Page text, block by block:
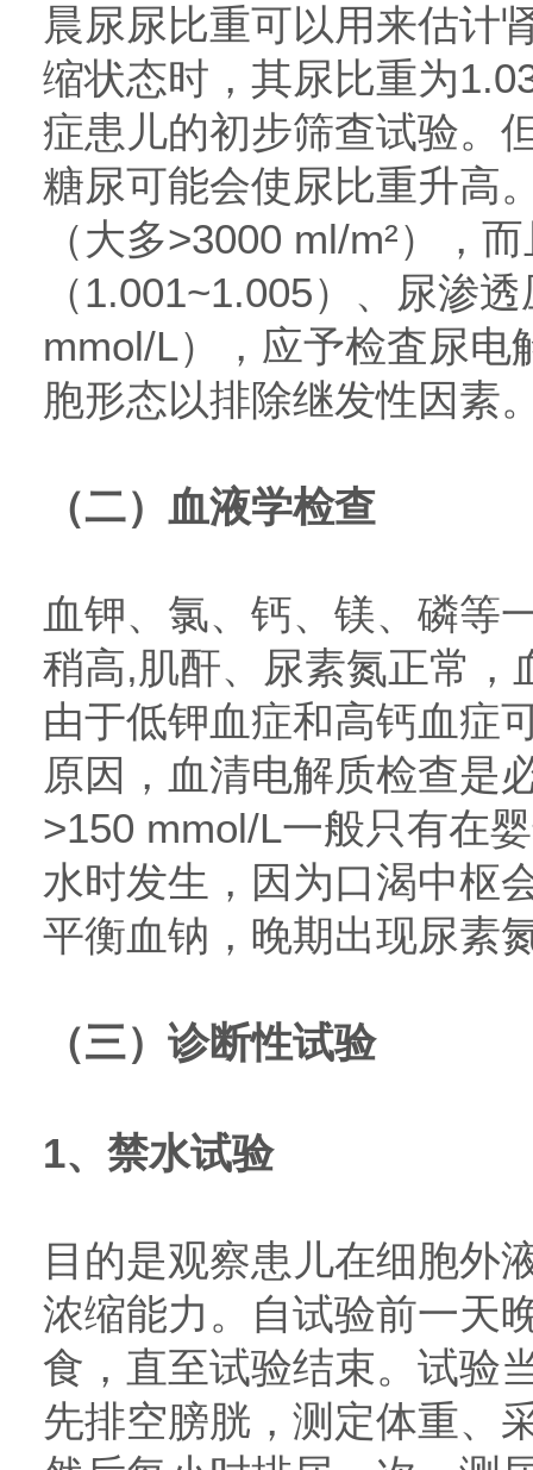
晨尿尿比重可以用来估计
缩状态时，其尿比重为
症患儿的初步筛查试验。
糖尿可能会使尿比重升高
（大多>3000 ml/m²），
（1.001~1.005）、尿渗
mmol/L），应予检査尿电
胞形态以排除继发性因素
（二）血液学检查
血钾、氯、钙、镁、磷等
稍高,肌酐、尿素氮正常，
由于低钾血症和高钙血症
原因，血清电解质检查是
>150 mmol/L一般只有在
水时发生，因为口渴中枢
平衡血钠，晚期出现尿素
（三）诊断性试验
1、禁水试验
目的是观察患儿在细胞外
浓缩能力。自试验前一天
食，直至试验结束。试验
先排空膀胱，测定体重、